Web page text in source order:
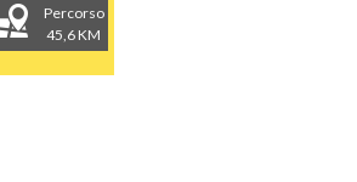
Percorso
45,6 KM